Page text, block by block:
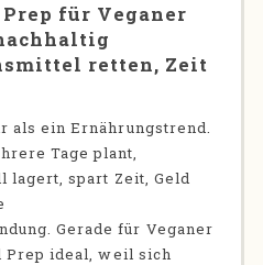
für Veganer
retten, Zeit
als ein Ernährungstrend.
Tage plant,
lagert, spart Zeit, Geld
Gerade für Veganer
ideal, weil sich